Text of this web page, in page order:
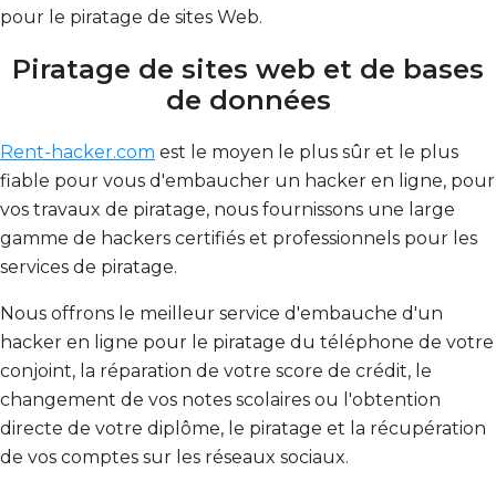
pour le piratage de sites Web.
Piratage de sites web et de bases
de données
Rent-hacker.com est le moyen le plus sûr et le plus
fiable pour vous d'embaucher un hacker en ligne, pour
vos travaux de piratage, nous fournissons une large
gamme de hackers certifiés et professionnels pour les
services de piratage.
Nous offrons le meilleur service d'embauche d'un
hacker en ligne pour le piratage du téléphone de votre
conjoint, la réparation de votre score de crédit, le
changement de vos notes scolaires ou l'obtention
directe de votre diplôme, le piratage et la récupération
de vos comptes sur les réseaux sociaux.